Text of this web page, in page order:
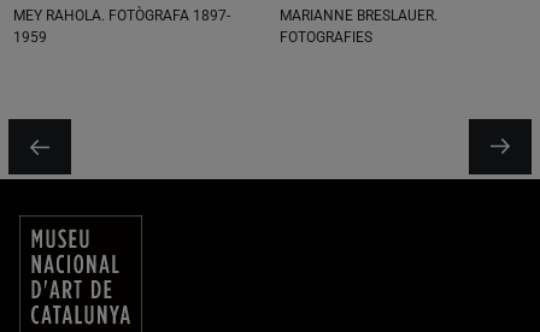
MEY RAHOLA. FOTÒGRAFA 1897-
1959
MARIANNE BRESLAUER.
FOTOGRAFIES